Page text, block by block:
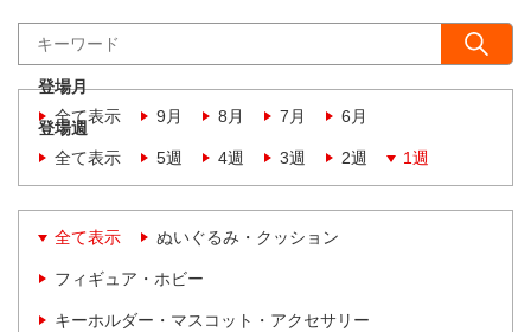
登場月
全て表示
9月 8月 7月 6月
登場週
全て表示
5週 4週 3週 2週 1週
全て表示 ぬいぐるみ・クッション
フィギュア・ホビー
キーホルダー・マスコット・アクセサリー